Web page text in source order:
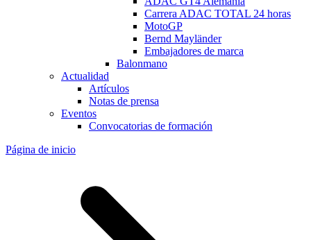
Carrera ADAC TOTAL 24 horas
MotoGP
Bernd Mayländer
Embajadores de marca
Balonmano
Actualidad
Artículos
Notas de prensa
Eventos
Convocatorias de formación
Página de inicio